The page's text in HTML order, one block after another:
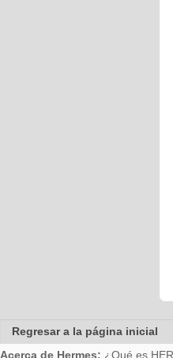
Regresar a la página inicial
Acerca de Hermes: ¿Qué es